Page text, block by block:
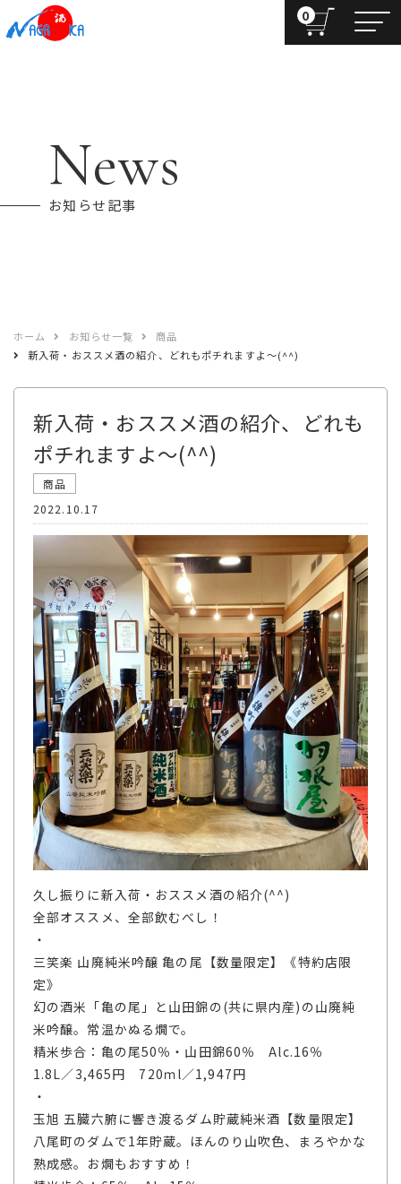
0
News
お知らせ記事
ホーム お知らせ一覧
商品
新入荷・おススメ酒の紹介、どれもポチれますよ〜(^^)
新入荷・おススメ酒の紹介、どれも
ポチれますよ〜(^^)
商品
2022.10.17
久し振りに新入荷・おススメ酒の紹介(^^)
全部オススメ、全部飲むべし！
・
三笑楽 山廃純米吟醸 亀の尾【数量限定】《特約店限
定》
幻の酒米「亀の尾」と山田錦の(共に県内産)の山廃純
米吟醸。常温かぬる燗で。
精米歩合：亀の尾50％・山田錦60％ Alc.16％
1.8L／3,465円 720ｍl／1,947円
・
玉旭 五臓六腑に響き渡るダム貯蔵純米酒【数量限定】
八尾町のダムで1年貯蔵。ほんのり山吹色、まろやかな
熟成感。お燗もおすすめ！